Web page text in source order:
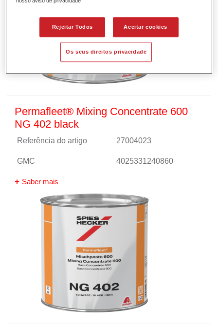
Permafleet® Mixing Concentrate 600
NG 402 black
Referência do artigo 27004023
GMC 4025331240860
Saber mais
Rejeitar Todos Aceitar cookies
Os seus direitos privacidade